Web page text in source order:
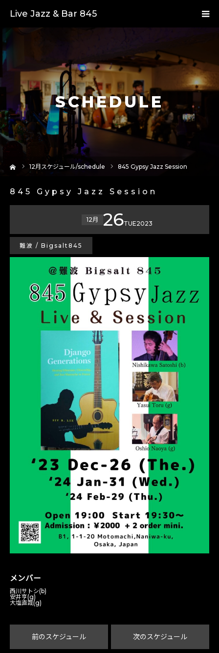
Live Jazz & Bar 845
SCHEDULE
12月スケジュール/schedule 845 Gypsy Jazz Session
845 Gypsy Jazz Session
12月 26TUE2023
難波 / Bigsalt845
メンバー
西川サトシ(b)
安井亨(g)
大塩直哉(g)
前のスケジュール 次のスケジュール